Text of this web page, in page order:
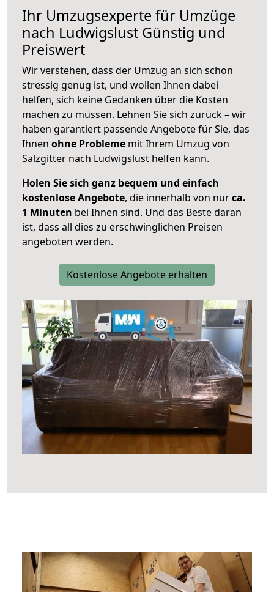
Ihr Umzugsexperte für Umzüge
nach Ludwigslust Günstig und
Preiswert
Wir verstehen, dass der Umzug an sich schon
stressig genug ist, und wollen Ihnen dabei
helfen, sich keine Gedanken über die Kosten
machen zu müssen. Lehnen Sie sich zurück – wir
haben garantiert passende Angebote für Sie, das
Ihnen ohne Probleme mit Ihrem Umzug von
Salzgitter nach Ludwigslust helfen kann.
Holen Sie sich ganz bequem und einfach
kostenlose Angebote, die innerhalb von nurca.
1 Minuten bei Ihnen sind. Und das Beste daran
ist, dass all dies zu erschwinglichen Preisen
angeboten werden.
Kostenlose Angebote erhalten